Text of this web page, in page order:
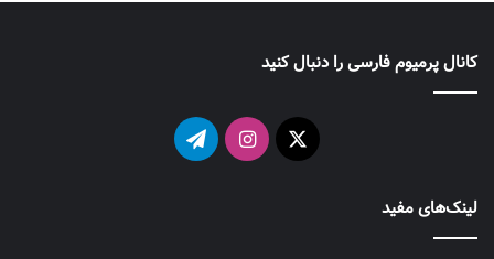
کانال پرمیوم فارسی را دنبال کنید
X اینستاگرامتلگرام
لینک‌های مفید